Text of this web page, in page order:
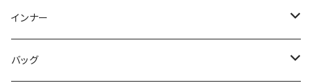
スウェット/トレーナー
その他
オールインワン
ラッシュガード
その他
ロング/マキシ
袖付き
スカートスーツ
その他
ネックレス
ブレスレット
インナー
ブラ/ブラトップ/ベアトップ
バッグ